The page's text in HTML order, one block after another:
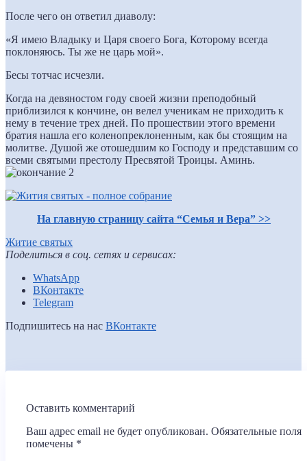
После чего он ответил диаволу:
«Я имею Владыку и Царя своего Бога, Которому всегда
поклоняюсь. Ты же не царь мой».
Бесы тотчас исчезли.
Когда на девяностом году своей жизни преподобный
приблизился к кончине, он велел ученикам не приходить к
нему в течение трех дней. По прошествии этого времени
братия нашла его коленопреклоненным, как бы стоящим на
молитве. Душой же отошедшим ко Господу и представшим со
всеми святыми престолу Пресвятой Троицы. Аминь.
На главную страницу сайта “Семья и Вера” >>
Житие святых
Поделиться в соц. сетях и сервисах:
WhatsApp
ВКонтакте
Telegram
Подпишитесь на нас ВКонтакте
Оставить комментарий
Ваш адрес email не будет опубликован. Обязательные поля
помечены *